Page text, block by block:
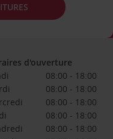
d'ouverture
08:00 - 18:00
08:00 - 18:00
08:00 - 18:00
08:00 - 18:00
08:00 - 18:00